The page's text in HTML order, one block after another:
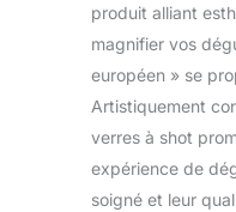
produit alliant
magnifier vos
européen » se
Artistiquement
verres à shot
expérience de
soigné et leur